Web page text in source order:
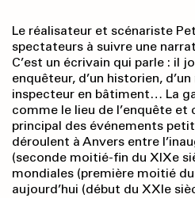
Le réalisateur et scénariste
spectateurs à suivre une
C’est un écrivain qui parle : il
enquêteur, d’un historien,
inspecteur en bâtiment… La
comme le lieu de l’enquête
principal des événements
déroulent à Anvers entre
(seconde moitié-fin du XIXe
mondiales (première moitié
aujourd’hui (début du XXIe